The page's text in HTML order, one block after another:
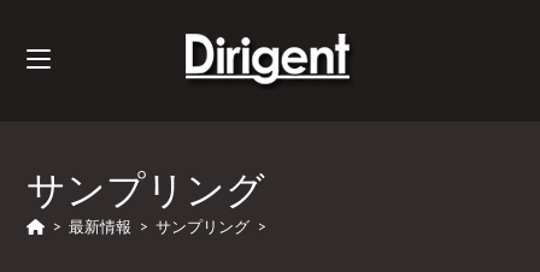
サンプリング
> 最新情報 > サンプリング >